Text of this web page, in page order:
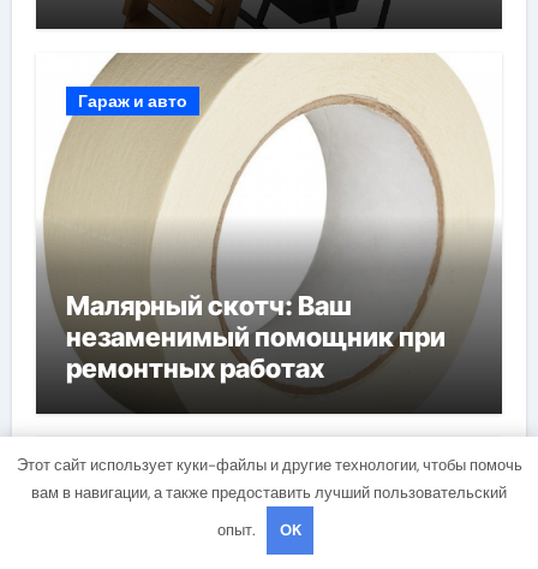
Гараж и авто
Малярный скотч: Ваш
незаменимый помощник при
ремонтных работах
Строим дом сами
Этот сайт использует куки-файлы и другие технологии, чтобы помочь
вам в навигации, а также предоставить лучший пользовательский
опыт.
OK